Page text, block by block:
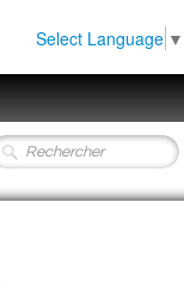
Select Language ▼